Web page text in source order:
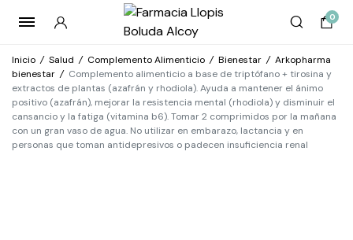
0
Inicio / Salud / Complemento Alimenticio / Bienestar / Arkopharma
bienestar / Complemento alimenticio a base de triptófano + tirosina y
extractos de plantas (azafrán y rhodiola). Ayuda a mantener el ánimo
positivo (azafrán), mejorar la resistencia mental (rhodiola) y disminuir el
cansancio y la fatiga (vitamina b6). Tomar 2 comprimidos por la mañana
con un gran vaso de agua. No utilizar en embarazo, lactancia y en
personas que toman antidepresivos o padecen insuficiencia renal